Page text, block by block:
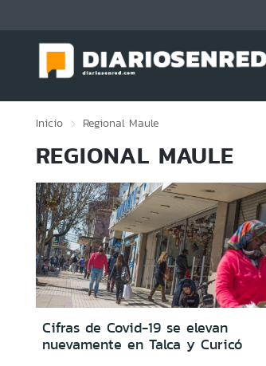
Inicio Regional Maule
REGIONAL MAULE
Cifras de Covid-19 se elevan
nuevamente en Talca y Curicó